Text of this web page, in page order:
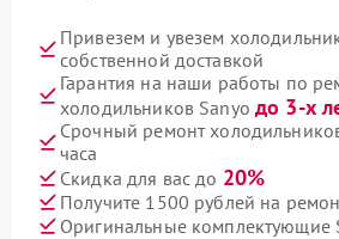
Привезем и увезем
собственной доставкой
Гарантия на наши работы по
холодильников Sanyoдо 3-х
Срочный ремонт
часа
Скидка для вас до 20%
Получите 1500 рублей на
Оригинальные комплектующие